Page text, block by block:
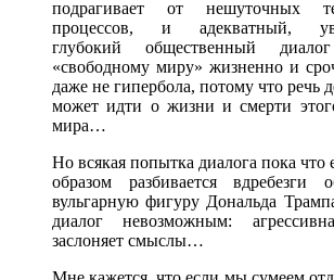
подрагивает от нешуточных
процессов, и адекватный,
глубокий общественный
«свободному миру» жизненно и
даже не гипербола, потому что речь
может идти о жизни и смерти
мира…
Но всякая попытка диалога пока что
образом разбивается вдребезги
вульгарную фигуру Дональда
диалог невозможным:
заслоняет смыслы…